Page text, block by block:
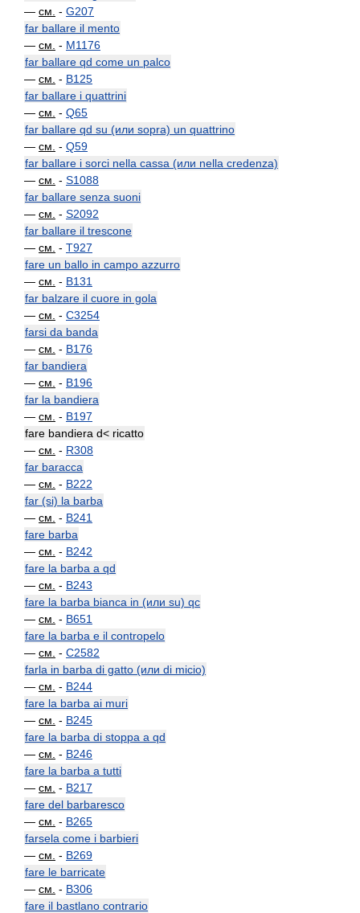
— см. - G207
far ballare il mento
— см. - M1176
far ballare qd come un palco
— см. - B125
far ballare i quattrini
— см. - Q65
far ballare qd su (или sopra) un quattrino
— см. - Q59
far ballare i sorci nella cassa (или nella credenza)
— см. - S1088
far ballare senza suoni
— см. - S2092
far ballare il trescone
— см. - T927
fare un ballo in campo azzurro
— см. - B131
far balzare il cuore in gola
— см. - C3254
farsi da banda
— см. - B176
far bandiera
— см. - B196
far la bandiera
— см. - B197
fare bandiera d< ricatto
— см. - R308
far baracca
— см. - B222
far (si) la barba
— см. - B241
fare barba
— см. - B242
fare la barba a qd
— см. - B243
fare la barba bianca in (или su) qc
— см. - B651
fare la barba e il contropelo
— см. - C2582
farla in barba di gatto (или di micio)
— см. - B244
fare la barba ai muri
— см. - B245
fare la barba di stoppa a qd
— см. - B246
fare la barba a tutti
— см. - B217
fare del barbaresco
— см. - B265
farsela come i barbieri
— см. - B269
fare le barricate
— см. - B306
fare il bastlano contrario